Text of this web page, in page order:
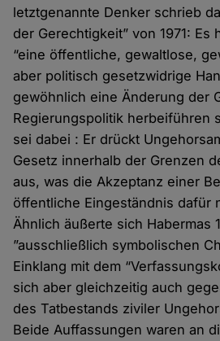
letztgenannte Denker schrieb
der Gerechtigkeit” von 1971: Es
“eine öffentliche, gewaltlose,
aber politisch gesetzwidrige
gewöhnlich eine Änderung der
Regierungspolitik herbeiführen
sei dabei : Er drückt
Gesetz innerhalb der Grenzen
aus, was die Akzeptanz einer
öffentliche Eingeständnis dafür
Ähnlich äußerte sich Habermas
”ausschließlich symbolischen
Einklang mit dem
sich aber gleichzeitig auch
des Tatbestands ziviler
Beide Auffassungen waren an